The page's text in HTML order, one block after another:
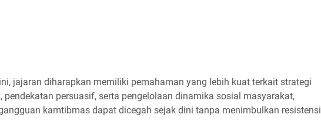
jajaran diharapkan memiliki pemahaman yang lebih kuat terkait strategi
pendekatan persuasif, serta pengelolaan dinamika sosial masyarakat,
kamtibmas dapat dicegah sejak dini tanpa menimbulkan resistensi